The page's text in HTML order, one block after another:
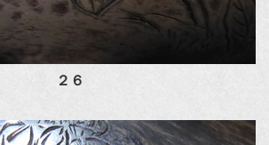
２６